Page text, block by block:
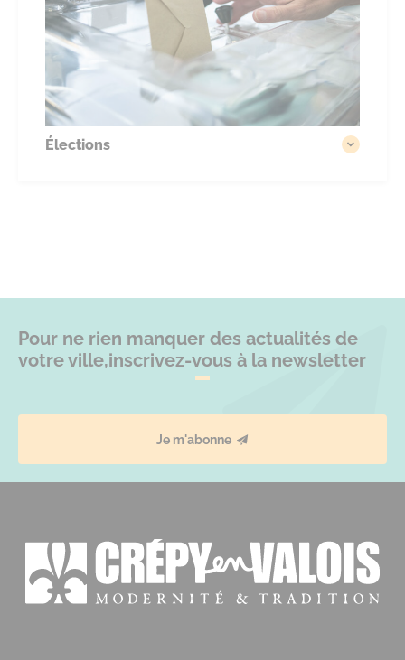
Élections
Pour ne rien manquer des actualités de
votre ville,inscrivez-vous à la newsletter
Je m'abonne